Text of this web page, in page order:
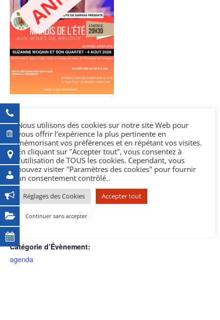
Ajouter au calendrier
DÉTAILS
Date :
4 août
Heure :
20h30 - 23h00
Catégorie d’Évènement:
agenda
ORGANISATEUR
Municipalité
Nous utilisons des cookies sur notre site Web pour
vous offrir l’expérience la plus pertinente en
mémorisant vos préférences et en répétant vos visites.
En cliquant sur "Accepter tout", vous consentez à
l’utilisation de TOUS les cookies. Cependant, vous
pouvez visiter "Paramètres des cookies" pour fournir
un consentement contrôlé..
Réglages des Cookies Accepter tout
Continuer sans accepter